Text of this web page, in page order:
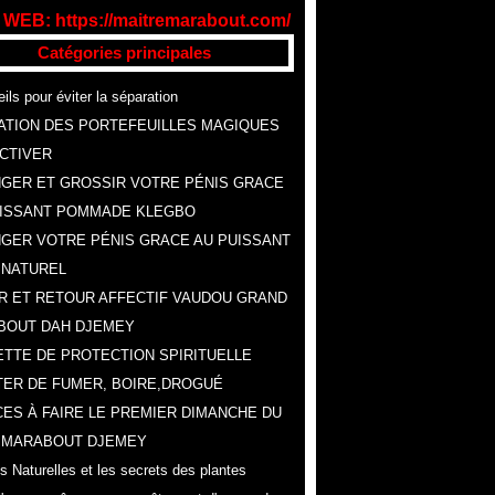
WEB: https://maitremarabout.com/
Catégories principales
pour éviter la séparation
DES PORTEFEUILLES MAGIQUES
ET GROSSIR VOTRE PÉNIS GRACE
POMMADE KLEGBO
VOTRE PÉNIS GRACE AU PUISSANT
ET RETOUR AFFECTIF VAUDOU GRAND
DAH DJEMEY
DE PROTECTION SPIRITUELLE
DE FUMER, BOIRE,DROGUÉ
À FAIRE LE PREMIER DIMANCHE DU
DJEMEY
Naturelles et les secrets des plantes